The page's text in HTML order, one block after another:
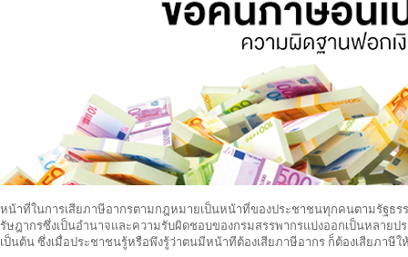
หน้าที่ในการเสียภาษีอากรตามกฎหมายเป็นหน้าที่ของประชาชนทุกคนตามรัฐธ
รัษฎากรซึ่งเป็นอำนาจและความรับผิดชอบของกรมสรรพากรแบ่งออกเป็นหลายป
เป็นต้น ซึ่งเมื่อประชาชนรู้หรือพึงรู้ว่าตนมีหน้าทีต้องเสียภาษีอากร ก็ต้องเสียภาษี